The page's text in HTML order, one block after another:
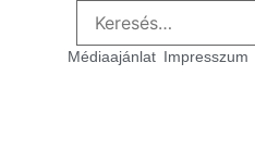
Médiaajánlat Impresszum